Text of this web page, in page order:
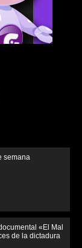
semana
«El Mal
de la dictadura